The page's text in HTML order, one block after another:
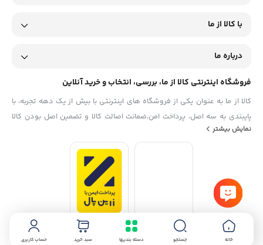
خانه جستجو دسته بندیها سبد خرید حساب کاربری
با کالا از ما
درباره ما
فروشگاه اینترنتی کالا از ما، بررسی، انتخاب و خرید آنلاین
کالا از ما به عنوان یکی از فروشگاه های اینترنتی با بیش از یک دهه تجربه، با
پایبندی به سه اصل، پرداخت امن،ضمانت اصالت کالا و تضمین اصل‌ بودن کالا
موفق شده تا همگام با فروشگاه‌های معتبر جهان، به بزرگ‌ترین فروشگاه
اینترنتی ایران تبدیل شود. به محض ورود به سایت کالا از ما با دنیایی از کالا رو
به رو می‌شوید! هر آنچه که نیاز دارید و به ذهن شما خطور می‌کند در اینجا پیدا
خواهید کرد.
نمایش بیشتر
استفاده از مطالب فروشگاه اینترنتی کالا از ما فقط برای مقاصد غیرتجاری و با